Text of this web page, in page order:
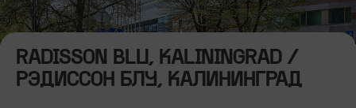
RADISSON BLU, KALININGRAD /
РЭДИССОН БЛУ, КАЛИНИНГРАД